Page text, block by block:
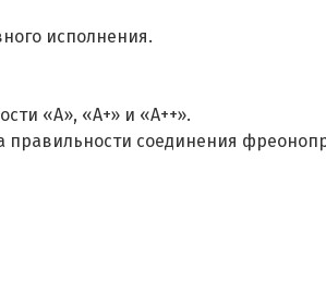
исполнения.
«А», «А+» и «А++».
правильности соединения